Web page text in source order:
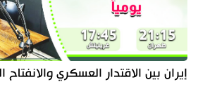
إيران بين الاقتدار العسكري